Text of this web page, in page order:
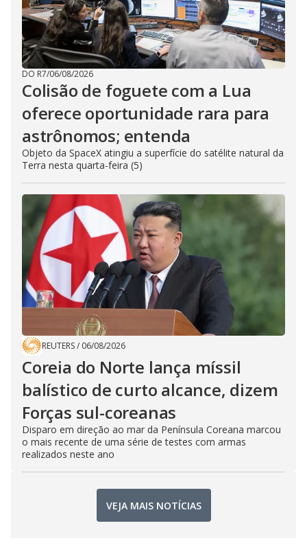
DO R7/06/08/2026
Colisão de foguete com a Lua
oferece oportunidade rara para
astrônomos; entenda
Objeto da SpaceX atingiu a superfície do satélite natural da
Terra nesta quarta-feira (5)
REUTERS/ 06/08/2026
Coreia do Norte lança míssil
balístico de curto alcance, dizem
Forças sul-coreanas
Disparo em direção ao mar da Península Coreana marcou
o mais recente de uma série de testes com armas
realizados neste ano
VEJA MAIS NOTÍCIAS